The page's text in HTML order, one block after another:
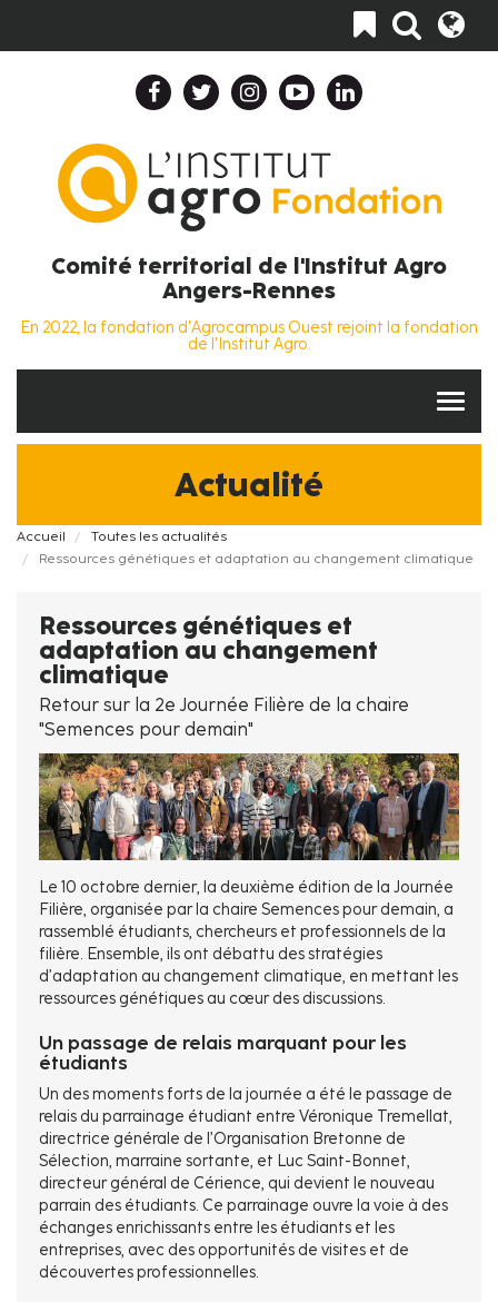
contenu
Toggle
navigation
Navigation
Collapse
Comité territorial de l'Institut Agro
Angers-Rennes
En 2022, la fondation d'Agrocampus Ouest rejoint la fondation
de l'Institut Agro.
Actualité
Fil
d'Ariane
Accueil
Toutes les actualités
Ressources génétiques et adaptation au changement climatique
Ressources génétiques et
adaptation au changement
climatique
Retour sur la 2e Journée Filière de la chaire
"Semences pour demain"
Le 10 octobre dernier, la deuxième édition de la Journée
Filière, organisée par la chaire Semences pour demain, a
rassemblé étudiants, chercheurs et professionnels de la
filière. Ensemble, ils ont débattu des stratégies
d’adaptation au changement climatique, en mettant les
ressources génétiques au cœur des discussions.
Un passage de relais marquant pour les
étudiants
Un des moments forts de la journée a été le passage de
relais du parrainage étudiant entre Véronique Tremellat,
directrice générale de l’Organisation Bretonne de
Sélection, marraine sortante, et Luc Saint-Bonnet,
directeur général de Cérience, qui devient le nouveau
parrain des étudiants. Ce parrainage ouvre la voie à des
échanges enrichissants entre les étudiants et les
entreprises, avec des opportunités de visites et de
découvertes professionnelles.